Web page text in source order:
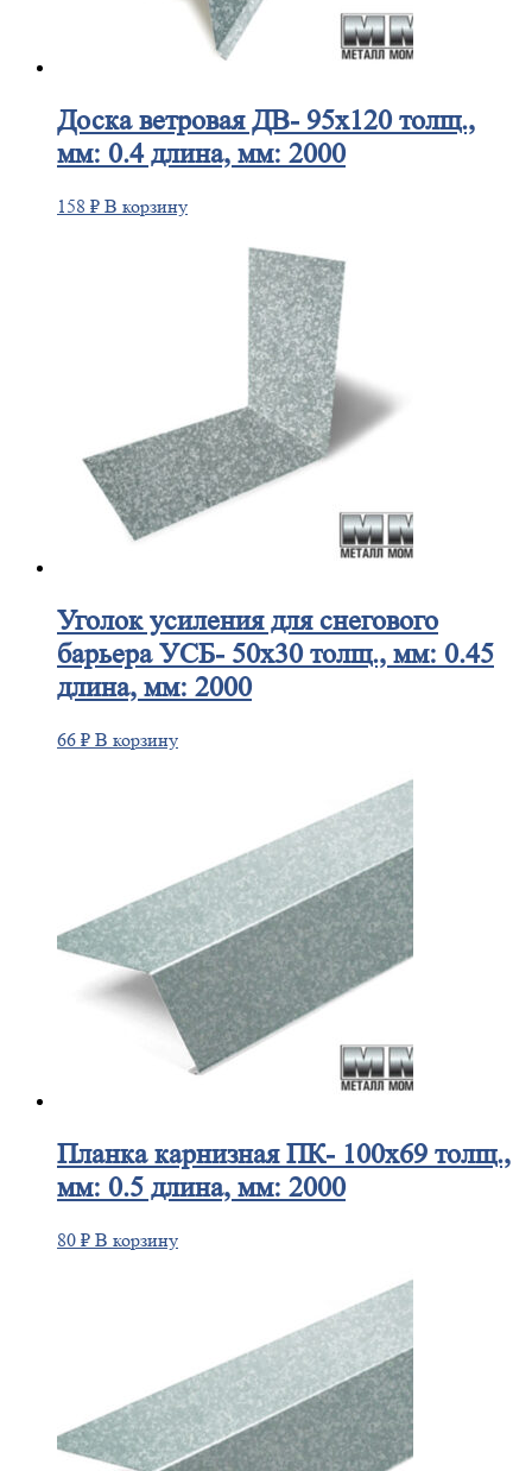
Доскаветровая ДВ- 95х120 толщ.,
мм: 0.4 длина, мм: 2000
158 ₽ В корзину
Уголокусиления для снегового
барьера УСБ- 50х30 толщ., мм: 0.45
длина, мм: 2000
66 ₽ В корзину
Планкакарнизная ПК- 100х69 толщ.,
мм: 0.5 длина, мм: 2000
80 ₽ В корзину